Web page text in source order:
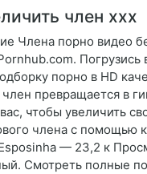
член ххх
Члена порно видео
Погрузись
порно в HD
превращается в
чтобы увеличить
члена с помощью
— 23,2 к
Смотреть полные